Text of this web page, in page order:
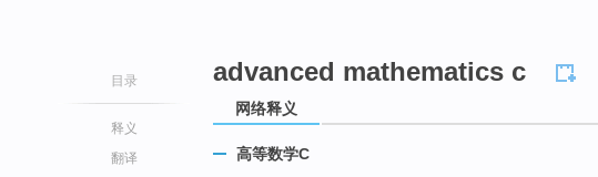
目录
释义
翻译
advanced mathematics c
网络释义
高等数学C